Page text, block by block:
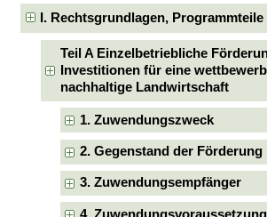
I. Rechtsgrundlagen, Programmteile
Teil A Einzelbetriebliche
Investitionen für eine
nachhaltige Landwirtschaft
1. Zuwendungszweck
2. Gegenstand der Förderung
3. Zuwendungsempfänger